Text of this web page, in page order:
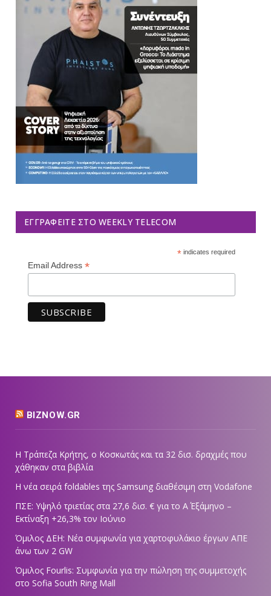
ΕΓΓΡΑΦΕΊΤΕ ΣΤΟ WEEKLY TELECOM
*indicates required
Email Address *
BIZNOW.GR
Η Τράπεζα Κρήτης, ο Κοσκωτάς και τα 32 δισ. δραχμές που
χάθηκαν στα βιβλία
Η νέα σειρά foldables της Samsung διαθέσιμη στη Vodafone
ΠΣΕ: Υψηλό τριετίας στα 27,6 δισ. € για το Α΄ Εξάμηνο –
Εκτίναξη +26,3% τον Ιούνιο
Όμιλος ΔΕΗ: Νέα συμφωνία για χαρτοφυλάκιο έργων ΑΠΕ
άνω των 2 GW
Όμιλος Fourlis: Συμφωνία για την πώληση της συμμετοχής
στο Sofia South Ring Mall